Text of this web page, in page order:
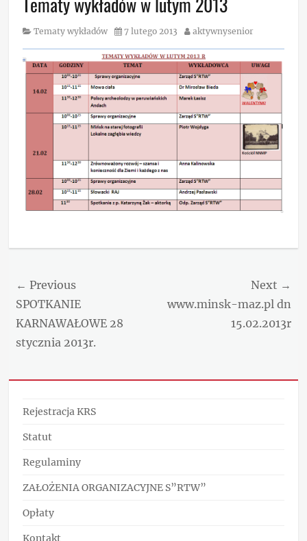
Category
Tematy wykładów
Posted
7 lutego 2013 Author
aktywnysenior
Nawigacja
wpisu
← Previous
Previous
post:
SPOTKANIE
KARNAWAŁOWE 28
stycznia 2013r.
Next →
Next
www.minsk-maz.pl dn
15.02.2013r
Rejestracja KRS
Statut
Regulaminy
ZAŁOŻENIA ORGANIZACYJNE S”RTW”
Opłaty